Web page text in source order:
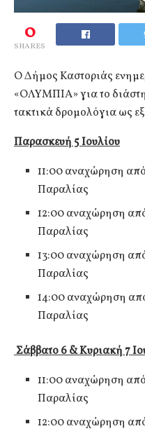
0
SHARES
Ο Δήμος Καστοριάς
«ΟΛΥΜΠΙΑ» για το
τακτικά δρομολόγια ως
Παρασκευή 5 Ιουλίου
11:00 αναχώρηση
Παραλίας
12:00 αναχώρηση
Παραλίας
13:00 αναχώρηση
Παραλίας
14:00 αναχώρηση
Παραλίας
Σάββατο 6 & Κυριακή 7
11:00 αναχώρηση
Παραλίας
12:00 αναχώρηση